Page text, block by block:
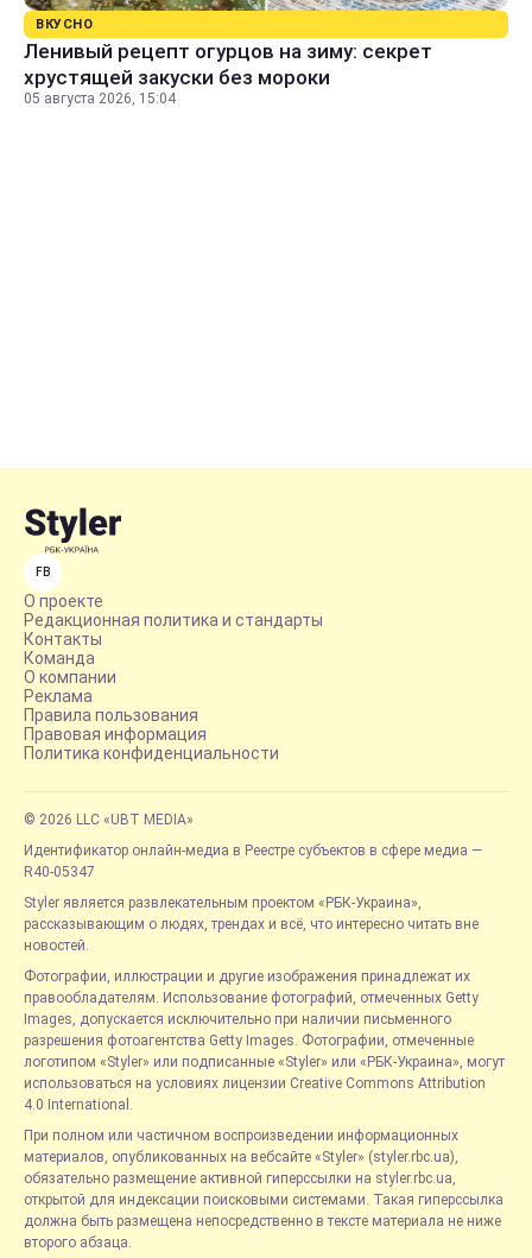
ВКУСНО
Ленивый рецепт огурцов на зиму: секрет
хрустящей закуски без мороки
05 августа 2026, 15:04
FB
О проекте
Редакционная политика и стандарты
Контакты
Команда
О компании
Реклама
Правила пользования
Правовая информация
Политика конфиденциальности
© 2026 LLC «UBT MEDIA»
Идентификатор онлайн-медиа в Реестре субъектов в сфере медиа —
R40-05347
Styler является развлекательным проектом «РБК-Украина»,
рассказывающим о людях, трендах и всё, что интересно читать вне
новостей.
Фотографии, иллюстрации и другие изображения принадлежат их
правообладателям. Использование фотографий, отмеченных Getty
Images, допускается исключительно при наличии письменного
разрешения фотоагентства Getty Images. Фотографии, отмеченные
логотипом «Styler» или подписанные «Styler» или «РБК-Украина», могут
использоваться на условиях лицензии Creative Commons Attribution
4.0 International.
При полном или частичном воспроизведении информационных
материалов, опубликованных на вебсайте «Styler» (styler.rbc.ua),
обязательно размещение активной гиперссылки на styler.rbc.ua,
открытой для индексации поисковыми системами. Такая гиперссылка
должна быть размещена непосредственно в тексте материала не ниже
второго абзаца.